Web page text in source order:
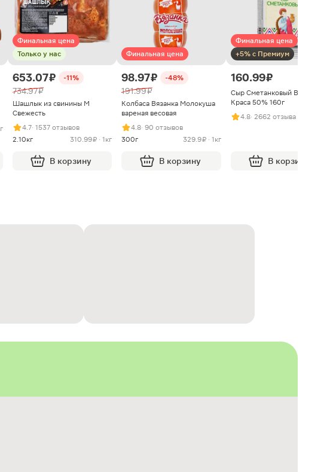
Финальная цена
Только у нас
653.07 ₽ -11%
734.97 ₽
Шашлык из свинины М
Свежесть
4.7· 1537 отзывов
2.10кг
310.99 ₽ · 1кг
В корзину
Финальная цена
98.97 ₽ -48%
191.99 ₽
Колбаса Вязанка Молокуша
вареная весовая
4.8· 90 отзывов
300г
329.9 ₽ · 1кг
В корзину
Финальная цена
+5% с Премиум
160.99 ₽
Сыр Сметанковый Варвара
Краса 50% 160г
4.8· 2662 отзыва
В корзину